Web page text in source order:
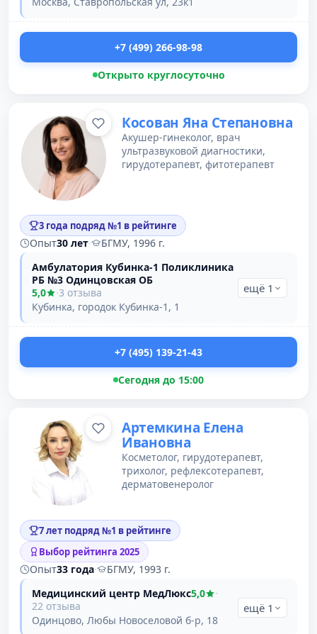
+7 (499) 266-98-98
Открыто круглосуточно
Косован Яна Степановна
Акушер-гинеколог, врач
ультразвуковой диагностики,
гирудотерапевт, фитотерапевт
3 года подряд №1 в рейтинге
Опыт30 лет·
БГМУ, 1996 г.
Амбулатория Кубинка-1 Поликлиника
РБ №3 Одинцовская ОБ
5,0
·3 отзыва
Кубинка, городок Кубинка-1, 1
ещё 1
+7 (495) 139-21-43
Сегодня до 15:00
Артемкина Елена
Ивановна
Косметолог, гирудотерапевт,
трихолог, рефлексотерапевт,
дерматовенеролог
7 лет подряд №1 в рейтинге
Выбор рейтинга 2025
Опыт33 года·
БГМУ, 1993 г.
Медицинский центр МедЛюкс5,0
·
22 отзыва
Одинцово, Любы Новоселовой б-р, 18
ещё 1